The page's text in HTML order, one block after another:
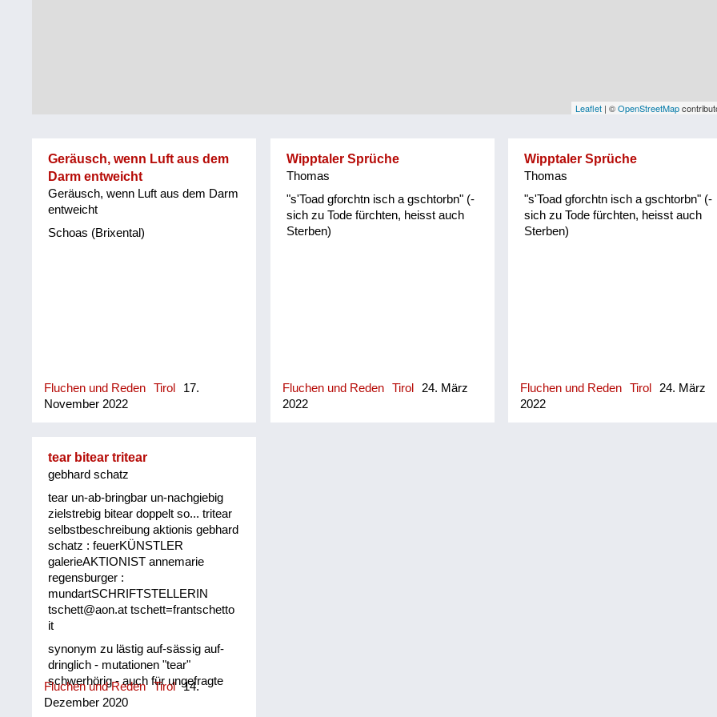
Leaflet | ©OpenStreetMap
Geräusch, wenn Luft aus dem
Darm entweicht
Geräusch, wenn Luft aus dem Darm
entweicht
Schoas (Brixental)
Fluchen und Reden Tirol
17.
November 2022
Wipptaler Sprüche
Thomas
"s'Toad gforchtn isch a gschtorbn" (-
sich zu Tode fürchten, heisst auch
Sterben)
Fluchen und Reden Tirol
24. März
2022
Wipptaler Sprüche
Thomas
"s'Toad gforchtn isch a gschtorbn" (-
sich zu Tode fürchten, heisst auch
Sterben)
Fluchen und Reden Tirol
24. März
2022
tear bitear tritear
gebhard schatz
tear un-ab-bringbar un-nachgiebig
zielstrebig bitear doppelt so... tritear
selbstbeschreibung aktionis gebhard
schatz : feuerKÜNSTLER
galerieAKTIONIST annemarie
regensburger :
mundartSCHRIFTSTELLERIN
tschett@aon.at tschett=frantschetto
it
synonym zu lästig auf-sässig auf-
dringlich - mutationen "tear"
schwerhörig - auch für ungefragte
zurufe un-ab-brigbar un-nachgiebig
Fluchen und Reden Tirol 14.
Dezember 2020